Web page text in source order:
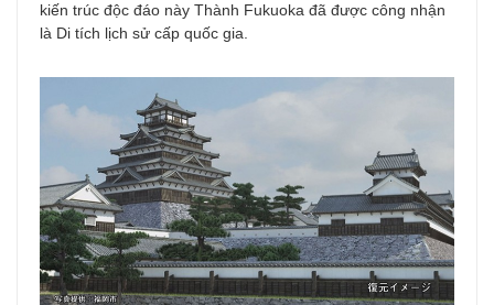
kiến trúc độc đáo này Thành Fukuoka đã được công nhận
là Di tích lịch sử cấp quốc gia.